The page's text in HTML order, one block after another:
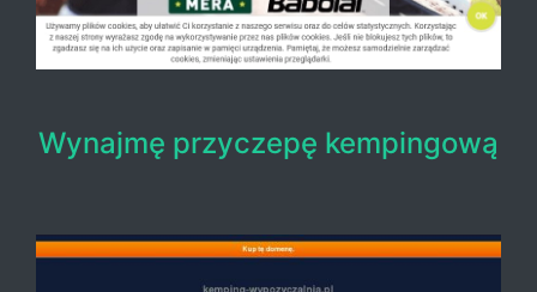
Wynajmę przyczepę kempingową